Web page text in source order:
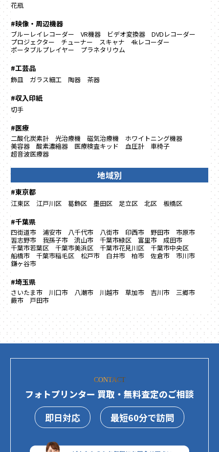
花瓶
#映像・周辺機器
ブルーレイレコーダー VR機器 ビデオ変換器
DVDレコーダー
プロジェクター
チューナー スキャナ
4kレコーダー
ポータブルプレイヤー
プラネタリウム
#工芸品
飾皿 ガラス細工 陶器 茶器
#収入印紙
切手
#医療
二酸化炭素計 光治療機 磁気治療機
ホワイトニング機器
美容器
酸素濃縮器 医療検査キッド 血圧計
車椅子
超音波医療器
地域別
#東京都
江東区 江戸川区 葛飾区 墨田区 足立区 北区 板橋区
#千葉県
四街道市 浦安市 八千代市 八街市 印西市 野田市
市原市
習志野市
我孫子市 流山市 千葉市緑区 富里市
成田市
千葉市若葉区
千葉市美浜区 千葉市花見川区
千葉市中央区
船橋市
千葉市稲毛区 松戸市 白井市 柏市 佐倉市
市川市
鎌ヶ谷市
#埼玉県
さいたま市 川口市 八潮市 川越市 草加市 吉川市
三郷市
蕨市
戸田市
CONTACT
フォトプリンター 買取・無料査定のご相談
即日対応
最短60分で訪問